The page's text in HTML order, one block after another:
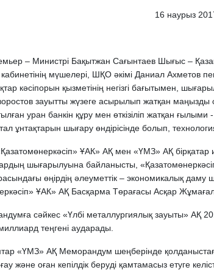
қ. 16 наурыз 2017
– Министрі Бақытжан Сағынтаев Шығыс –
мүшелері, ШҚО әкімі Даниал Ахметов
кәсіпорын қызметінің негізгі бағытымен,
зауытты жүзеге асырылып жатқан маңызды
уран банкін құру мен өткізіліп жатқан
ұнтақтарын шығару өндірісінде болып,
ҰАК» АҚ мен «ҮМЗ» АҚ
шығарылуына байланысты,
өңірдің әлеуметтік – экономикалық
ҰАК» АҚ Басқарма Төрағасы Асқар
сәйкес «Үлбі металлургиялық зауыты» АҚ
теңгені аударады.
«ҮМЗ» АҚ Меморандум шеңберінде
және оған кепілдік беруді қамтамасыз етуге